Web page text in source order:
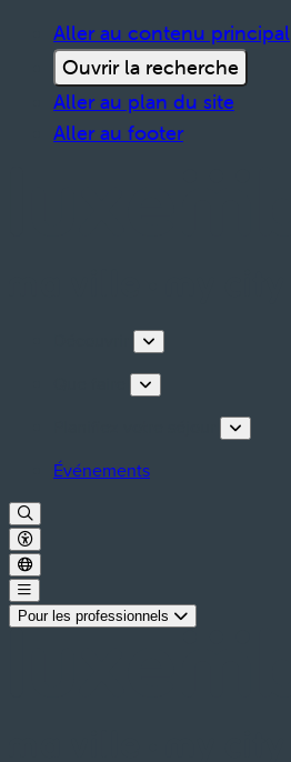
Aller au contenu principal
Ouvrir la recherche
Aller au plan du site
Aller au footer
Événements
Pour les professionnels